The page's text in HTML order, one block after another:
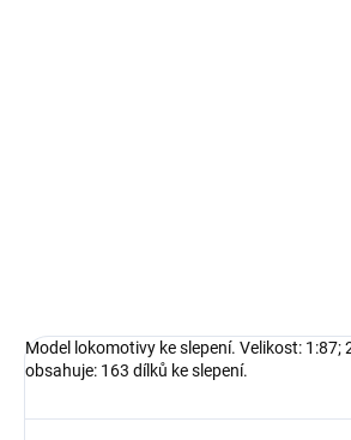
Model lokomotivy ke slepení. Velikost: 1:87;
obsahuje: 163 dílků ke slepení.